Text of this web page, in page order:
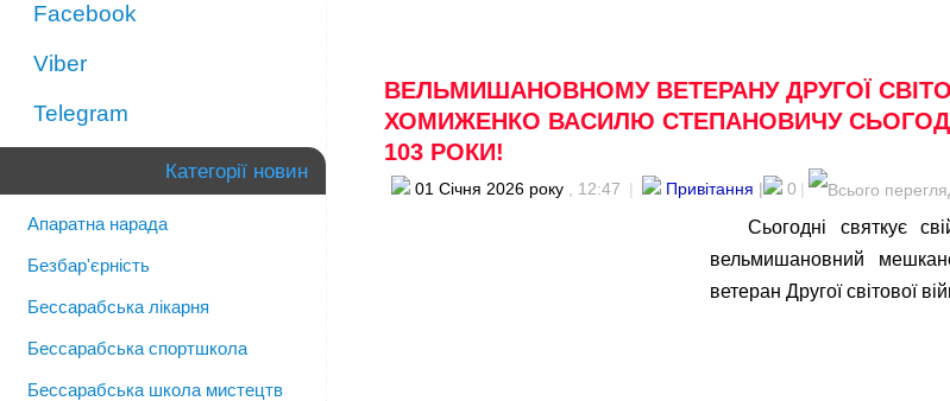
ВЕЛЬМИШАНОВНОМУ ВЕТЕРАНУ ДРУГОЇ
ХОМИЖЕНКО ВАСИЛЮ СТЕПАНОВИЧУ
103 РОКИ!
01 Січня 2026 року , 12:47 | Привітання | 0 |
Сьогодні святкує
вельмишановний
ветеран Другої світової
Facebook
Viber
Telegram
Категорії новин
Апаратна нарада
Безбар'єрність
Бессарабська лікарня
Бессарабська спортшкола
Бессарабська школа мистецтв